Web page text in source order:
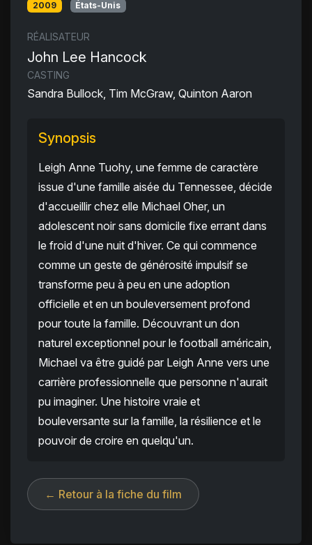
2009 États-Unis
RÉALISATEUR
John Lee Hancock
CASTING
Sandra Bullock, Tim McGraw, Quinton Aaron
Synopsis
Leigh Anne Tuohy, une femme de caractère
issue d'une famille aisée du Tennessee, décide
d'accueillir chez elle Michael Oher, un
adolescent noir sans domicile fixe errant dans
le froid d'une nuit d'hiver. Ce qui commence
comme un geste de générosité impulsif se
transforme peu à peu en une adoption
officielle et en un bouleversement profond
pour toute la famille. Découvrant un don
naturel exceptionnel pour le football américain,
Michael va être guidé par Leigh Anne vers une
carrière professionnelle que personne n'aurait
pu imaginer. Une histoire vraie et
bouleversante sur la famille, la résilience et le
pouvoir de croire en quelqu'un.
← Retour à la fiche du film